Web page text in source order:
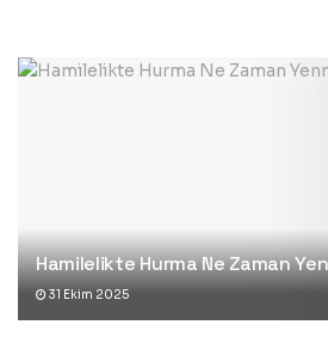
Hamilelikte Hurma Ne Zaman
31 Ekim 2025